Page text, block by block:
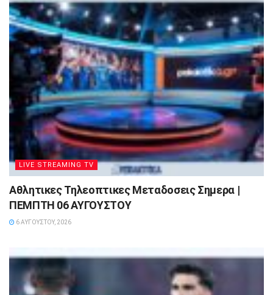
LIVE STREAMING TV
Αθλητικες Τηλεοπτικες Μεταδοσεις Σημερα |
ΠΕΜΠΤΗ 06 ΑΥΓΟΥΣΤΟΥ
6 ΑΥΓΟΎΣΤΟΥ, 2026